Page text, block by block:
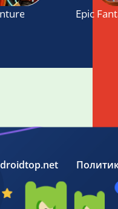
Latest 3D RPG
Epic